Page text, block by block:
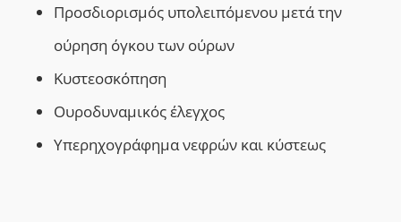
Προσδιορισμός υπολειπόμενου μετά την
ούρηση όγκου των ούρων
Κυστεοσκόπηση
Ουροδυναμικός έλεγχος
Υπερηχογράφημα νεφρών και κύστεως